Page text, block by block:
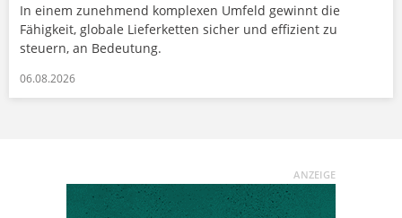
In einem zunehmend komplexen Umfeld gewinnt die
Fähigkeit, globale Lieferketten sicher und effizient zu
steuern, an Bedeutung.
06.08.2026
ANZEIGE